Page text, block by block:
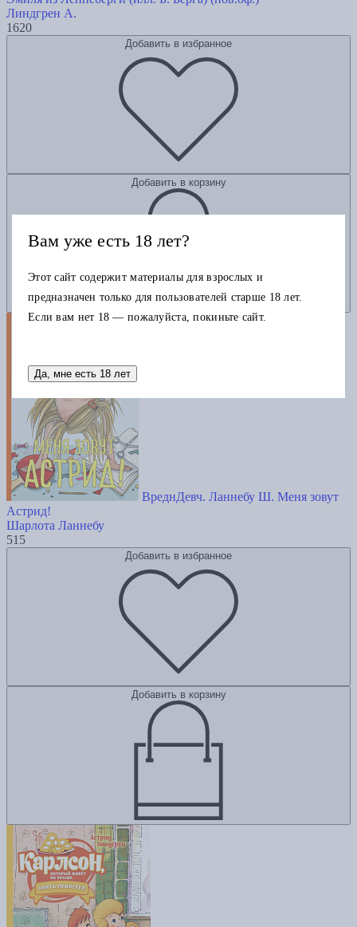
Линдгрен А.
1620
Добавить в избранное
Добавить в корзину
ВреднДевч. Ланнебу Ш. Меня зовут
Астрид!
Шарлота Ланнебу
515
Добавить в избранное
Добавить в корзину
Вам уже есть 18 лет?
Этот сайт содержит материалы для взрослых и
предназначен только для пользователей старше 18 лет.
Если вам нет 18 — пожалуйста, покиньте сайт.
Да, мне есть 18 лет